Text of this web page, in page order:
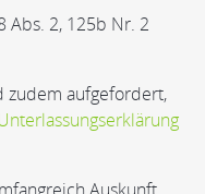
Abs. 2, 125b Nr. 2
aufgefordert,